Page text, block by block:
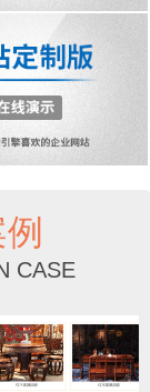
CASE
详情